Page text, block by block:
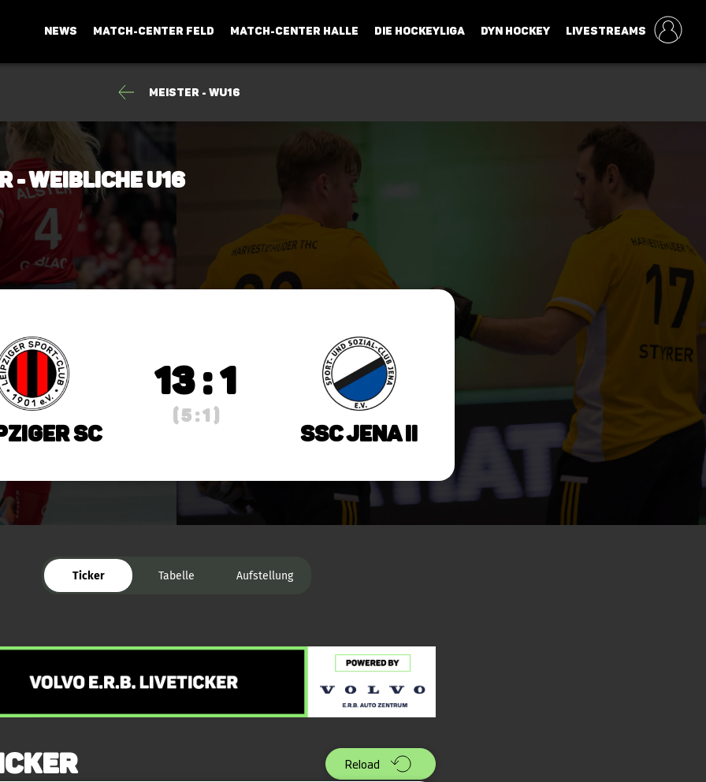
NEWS MATCH-CENTER FELD MATCH-CENTER HALLE DIE HOCKEYLIGA DYN HOCKEY LIVESTREAMS
Meister - wU16
- weibliche U16
SC
13 : 1
( 5 : 1 )
SSC Jena II
Ticker Tabelle Aufstellung
Reload